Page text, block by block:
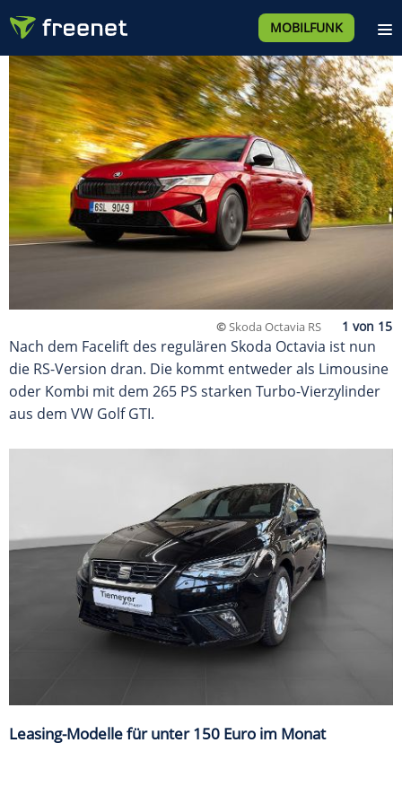
MOBILFUNK
©Skoda Octavia RS
Nach dem Facelift des regulären Skoda Octavia ist nun
die RS-Version dran. Die kommt entweder als Limousine
oder Kombi mit dem 265 PS starken Turbo-Vierzylinder
aus dem VW Golf GTI.
Leasing-Modelle für unter 150 Euro im Monat